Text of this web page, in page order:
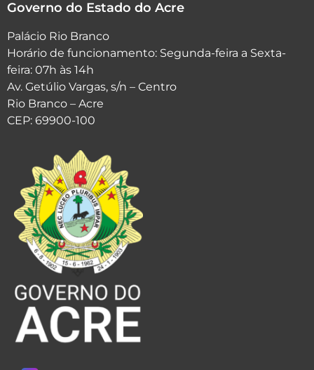
Governo do Estado do Acre
Palácio Rio Branco
Horário de funcionamento: Segunda-feira a Sexta-
feira: 07h às 14h
Av. Getúlio Vargas, s/n – Centro
Rio Branco – Acre
CEP: 69900-100